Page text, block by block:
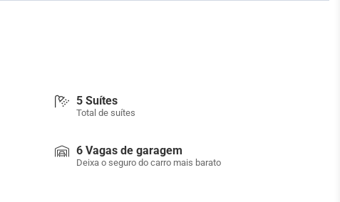
5 Suítes
Total de suítes
6 Vagas de garagem
Deixa o seguro do carro mais barato